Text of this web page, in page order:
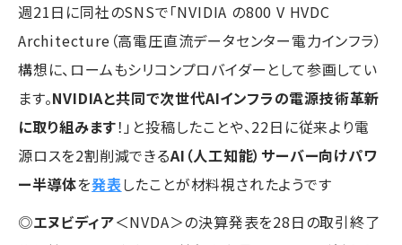
週21日に同社のSNSで「NVIDIA の800 V HVDC
Architecture（高電圧直流データセンター電力インフラ）
構想に、ロームもシリコンプロバイダーとして参画してい
ます。NVIDIAと共同で次世代AIインフラの電源技術革新
に取り組みます！」と投稿したことや、22日に従来より電
源ロスを2割削減できるAI（人工知能）サーバー向けパワ
ー半導体を発表したことが材料視されたようです
◎エヌビディア＜NVDA＞の決算発表を28日の取引終了